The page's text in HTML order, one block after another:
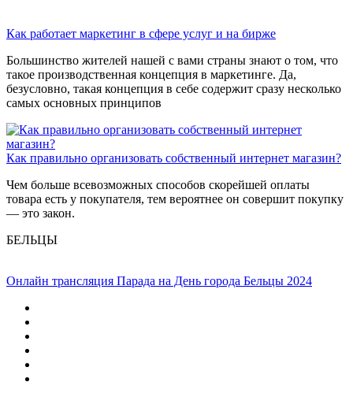
Как работает маркетинг в сфере услуг и на бирже
Большинство жителей нашей с вами страны знают о том, что
такое производственная концепция в маркетинге. Да,
безусловно, такая концепция в себе содержит сразу несколько
самых основных принципов
Как правильно организовать собственный интернет магазин?
Чем больше всевозможных способов скорейшей оплаты
товара есть у покупателя, тем вероятнее он совершит покупку
— это закон.
БЕЛЬЦЫ
Онлайн трансляция Парада на День города Бельцы 2024